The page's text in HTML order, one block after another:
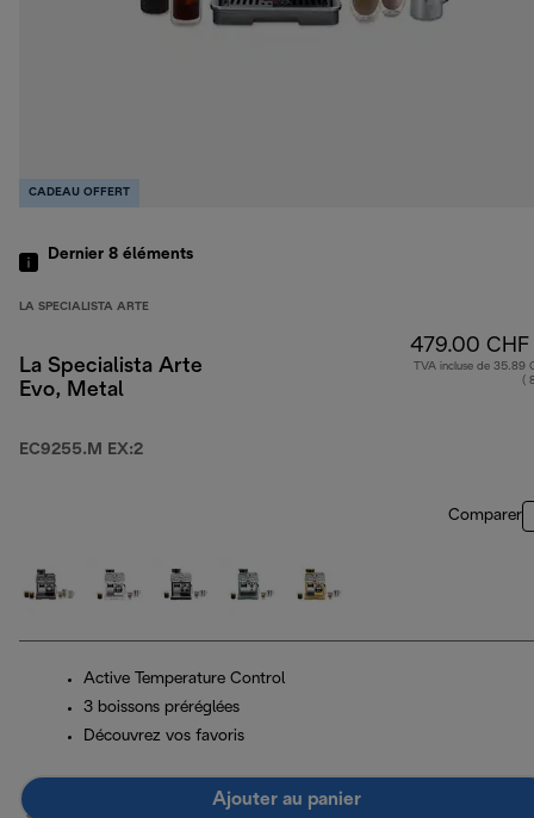
CADEAU OFFERT
Dernier 8 éléments
LA SPECIALISTA ARTE
La Specialista Arte
Evo, Metal
EC9255.M EX:2
479.00 CHF
TVA incluse de 35.89
(
Comparer
Active Temperature Control
3 boissons préréglées
Découvrez vos favoris
Ajouter au panier